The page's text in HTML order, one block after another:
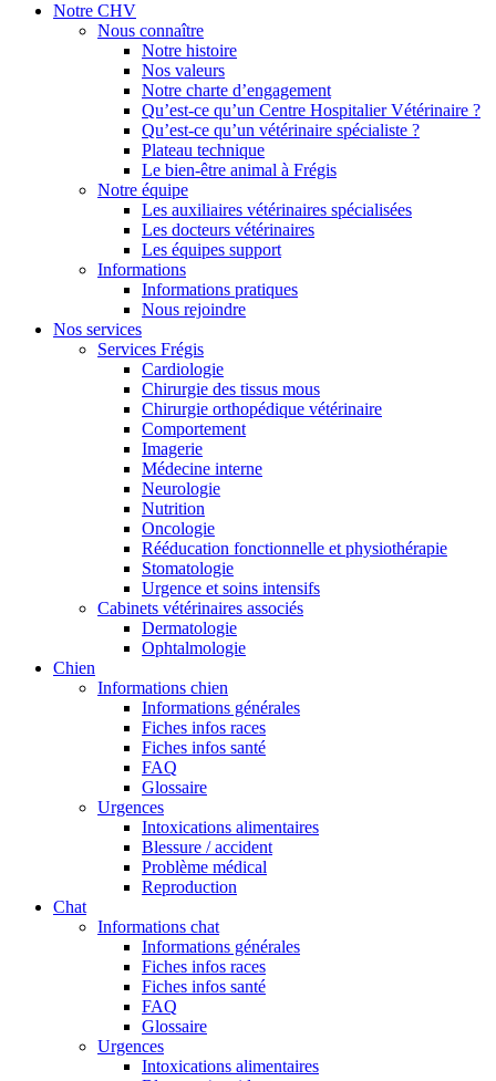
Notre CHV
Nous connaître
Notre histoire
Nos valeurs
Notre charte d’engagement
Qu’est-ce qu’un Centre Hospitalier Vétérinaire ?
Qu’est-ce qu’un vétérinaire spécialiste ?
Plateau technique
Le bien-être animal à Frégis
Notre équipe
Les auxiliaires vétérinaires spécialisées
Les docteurs vétérinaires
Les équipes support
Informations
Informations pratiques
Nous rejoindre
Nos services
Services Frégis
Cardiologie
Chirurgie des tissus mous
Chirurgie orthopédique vétérinaire
Comportement
Imagerie
Médecine interne
Neurologie
Nutrition
Oncologie
Rééducation fonctionnelle et physiothérapie
Stomatologie
Urgence et soins intensifs
Cabinets vétérinaires associés
Dermatologie
Ophtalmologie
Chien
Informations chien
Informations générales
Fiches infos races
Fiches infos santé
FAQ
Glossaire
Urgences
Intoxications alimentaires
Blessure / accident
Problème médical
Reproduction
Chat
Informations chat
Informations générales
Fiches infos races
Fiches infos santé
FAQ
Glossaire
Urgences
Intoxications alimentaires